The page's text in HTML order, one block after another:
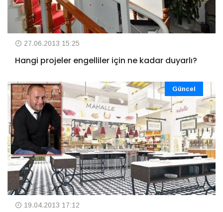
27.06.2013 15:25
Hangi projeler engelliler için ne kadar duyarlı?
Güncel
19.04.2013 17:12